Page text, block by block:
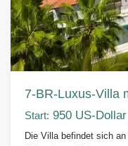
7-BR-Luxus-Villa
Start: 950 US-Dollar
Die Villa befindet sich